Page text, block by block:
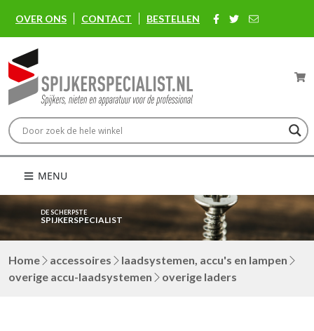
OVER ONS CONTACT BESTELLEN
MENU
DE SCHERPSTE
SPIJKERSPECIALIST
Home accessoires
laadsystemen, accu's en lampen
overige accu-laadsystemen
overige laders